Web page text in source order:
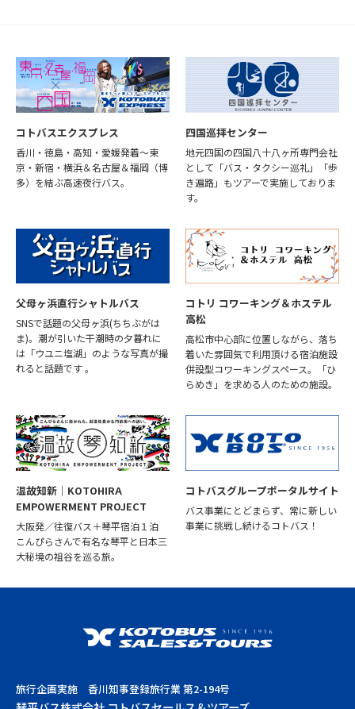
コトバスエクスプレス
香川・徳島・高知・愛媛発着～東
京・新宿・横浜＆名古屋＆福岡（博
多）を結ぶ高速夜行バス。
四国巡拝センター
地元四国の四国八十八ヶ所専門会社
として「バス・タクシー巡礼」「歩
き遍路」もツアーで実施しておりま
す。
父母ヶ浜直行シャトルバス
SNSで話題の父母ヶ浜(ちちぶがは
ま)。潮が引いた干潮時の夕暮れに
は「ウユニ塩湖」のような写真が撮
れると話題です 。
コトリ コワーキング＆ホステル
高松
高松市中心部に位置しながら、落ち
着いた雰囲気で利用頂ける宿泊施設
併設型コワーキングスペース。「ひ
らめき」を求める人のための施設。
温故知新｜KOTOHIRA
EMPOWERMENT PROJECT
大阪発／往復バス＋琴平宿泊１泊
こんぴらさんで有名な琴平と日本三
大秘境の祖谷を巡る旅。
コトバスグループポータルサイト
バス事業にとどまらず、常に新しい
事業に挑戦し続けるコトバス！
旅行企画実施 香川知事登録旅行業 第2-194号